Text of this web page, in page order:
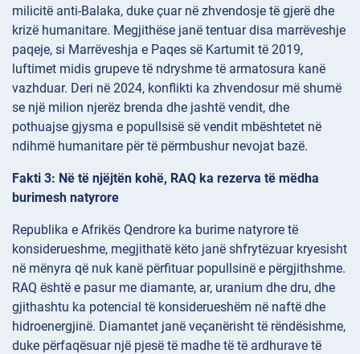
milicitë anti-Balaka, duke çuar në zhvendosje të gjerë dhe
krizë humanitare. Megjithëse janë tentuar disa marrëveshje
paqeje, si Marrëveshja e Paqes së Kartumit të 2019,
luftimet midis grupeve të ndryshme të armatosura kanë
vazhduar. Deri në 2024, konflikti ka zhvendosur më shumë
se një milion njerëz brenda dhe jashtë vendit, dhe
pothuajse gjysma e popullsisë së vendit mbështetet në
ndihmë humanitare për të përmbushur nevojat bazë.
Fakti 3: Në të njëjtën kohë, RAQ ka rezerva të mëdha
burimesh natyrore
Republika e Afrikës Qendrore ka burime natyrore të
konsiderueshme, megjithatë këto janë shfrytëzuar kryesisht
në mënyra që nuk kanë përfituar popullsinë e përgjithshme.
RAQ është e pasur me diamante, ar, uranium dhe dru, dhe
gjithashtu ka potencial të konsiderueshëm në naftë dhe
hidroenergjinë. Diamantet janë veçanërisht të rëndësishme,
duke përfaqësuar një pjesë të madhe të të ardhurave të